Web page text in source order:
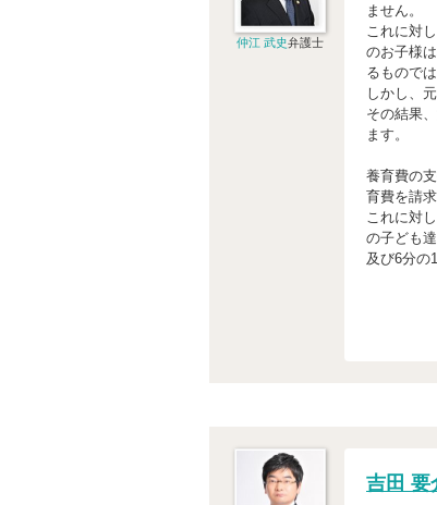
仲江 武史弁護士
ません。
これに対
のお子様
るもので
しかし、
その結果
ます。
養育費の
育費を請
これに対
の子ども
及び6分の
吉田 要